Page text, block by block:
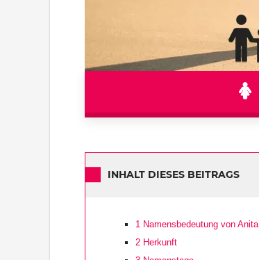
INHALT DIESES BEITRAGS
1 Namensbedeutung von Anita
2 Herkunft